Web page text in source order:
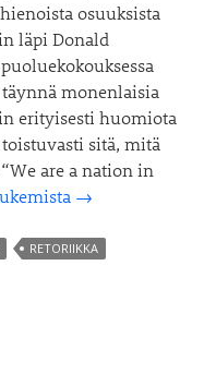
osuuksista
läpi Donald
monenlaisia
erityisesti huomiota
sitä, mitä
are a nation in
Miksi
on
→
RETORIIKKA